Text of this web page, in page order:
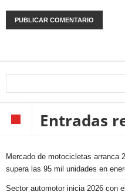
Entradas
Mercado de motocicletas arranca
supera las 95 mil unidades en
Sector automotor inicia 2026 con